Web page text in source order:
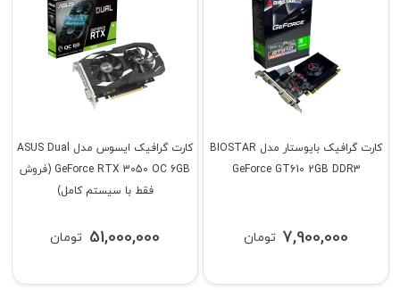
کارت گرافیک ایسوس مدل ASUS Dual
GeForce RTX 3050 OC 6GB (فروش
فقط با سیستم کامل)
تومان 51,000,000
کارت گرافیک بایوستار مدل BIOSTAR
GeForce GT610 2GB DDR3
تومان 7,900,000